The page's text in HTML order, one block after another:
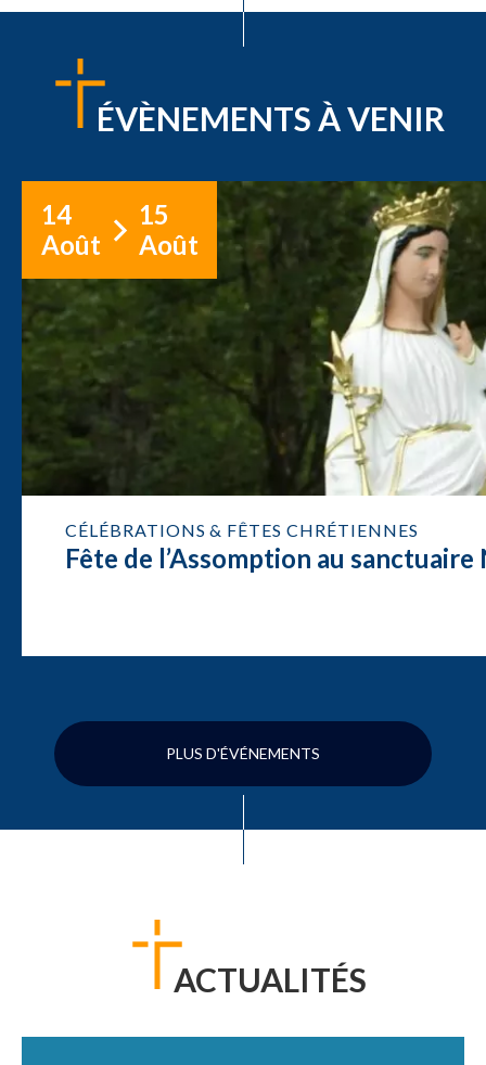
ÉVÈNEMENTS À VENIR
14
Août
15
Août
CÉLÉBRATIONS & FÊTES CHRÉTIENNES
Fête de l’Assomption au
PLUS D'ÉVÉNEMENTS
ACTUALITÉS